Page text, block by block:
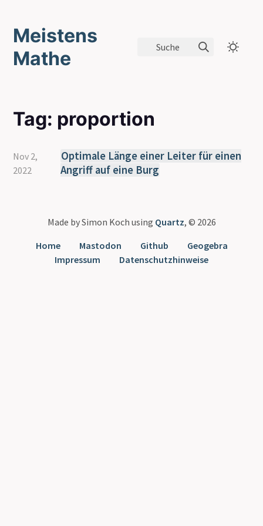
Meistens
Mathe
Suche
Tag: proportion
Nov 2,
2022
Optimale Länge einer Leiter für einen
Angriff auf eine Burg
Made by Simon Koch using Quartz, © 2026
Home
Mastodon Github
Geogebra
Impressum
Datenschutzhinweise